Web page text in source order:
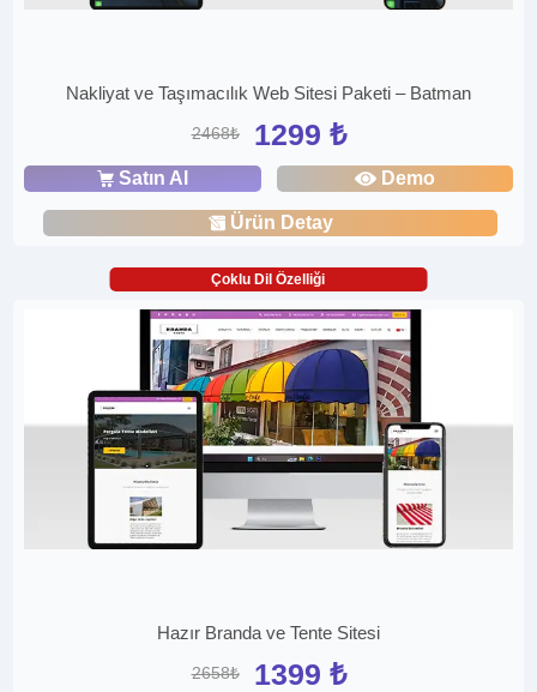
Nakliyat ve Taşımacılık Web Sitesi Paketi – Batman
2468₺ 1299 ₺
Satın Al Demo
Ürün Detay
Çoklu Dil Özelliği
Hazır Branda ve Tente Sitesi
2658₺ 1399 ₺